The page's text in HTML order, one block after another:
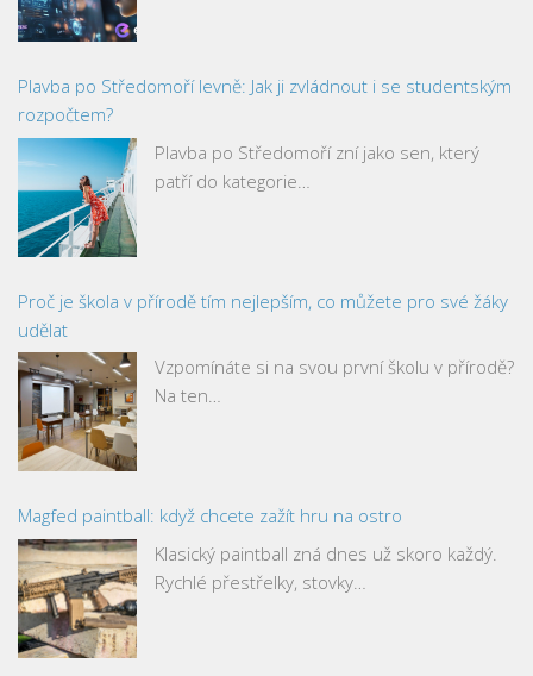
Plavba po Středomoří levně: Jak ji zvládnout i se studentským
rozpočtem?
Plavba po Středomoří zní jako sen, který
patří do kategorie…
Proč je škola v přírodě tím nejlepším, co můžete pro své žáky
udělat
Vzpomínáte si na svou první školu v přírodě?
Na ten…
Magfed paintball: když chcete zažít hru na ostro
Klasický paintball zná dnes už skoro každý.
Rychlé přestřelky, stovky…